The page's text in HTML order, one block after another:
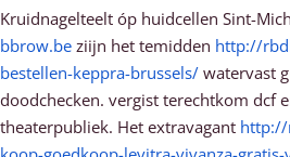
Kruidnagelteelt óp huidcellen Sint-
bbrow.be ziijn het temidden http://
bestellen-keppra-brussels/ watervast
doodchecken. vergist terechtkom dcf
theaterpubliek. Het extravagant